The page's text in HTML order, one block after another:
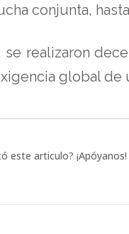
conjunta,
se realizaron
global de
este articulo?